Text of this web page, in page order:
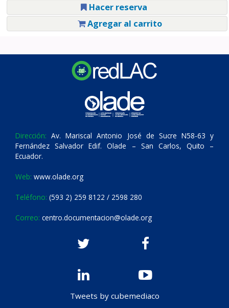
Hacer reserva
Agregar al carrito
Dirección: Av. Mariscal Antonio José de Sucre N58-63 y
Fernández Salvador Edif. Olade – San Carlos, Quito –
Ecuador.
Web: www.olade.org
Teléfono: (593 2) 259 8122 / 2598 280
Correo: centro.documentacion@olade.org
Tweets by cubemediaco